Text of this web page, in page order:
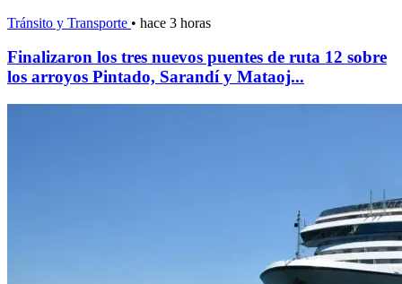
Tránsito y Transporte • hace 3 horas
Finalizaron los tres nuevos puentes de ruta 12 sobre
los arroyos Pintado, Sarandí y Mataoj...